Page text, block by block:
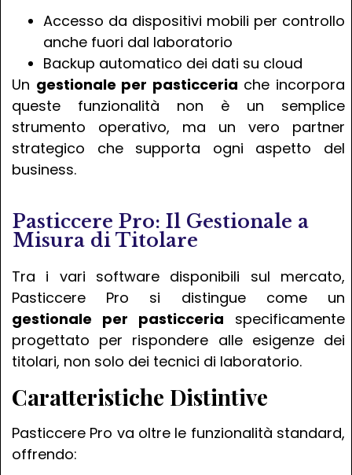
Accesso da dispositivi mobili per controllo
anche fuori dal laboratorio
Backup automatico dei dati su cloud
Un gestionale per pasticceria che incorpora
queste funzionalità non è un semplice
strumento operativo, ma un vero partner
strategico che supporta ogni aspetto del
business.
Pasticcere Pro: Il Gestionale a
Misura di Titolare
Tra i vari software disponibili sul mercato,
Pasticcere Pro si distingue come un
gestionale per pasticceria specificamente
progettato per rispondere alle esigenze dei
titolari, non solo dei tecnici di laboratorio.
Caratteristiche Distintive
Pasticcere Pro va oltre le funzionalità standard,
offrendo: